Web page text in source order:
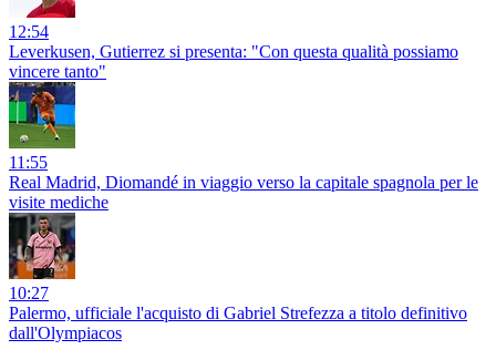
12:54
Leverkusen, Gutierrez si presenta: "Con questa qualità possiamo
vincere tanto"
11:55
Real Madrid, Diomandé in viaggio verso la capitale spagnola per le
visite mediche
10:27
Palermo, ufficiale l'acquisto di Gabriel Strefezza a titolo definitivo
dall'Olympiacos